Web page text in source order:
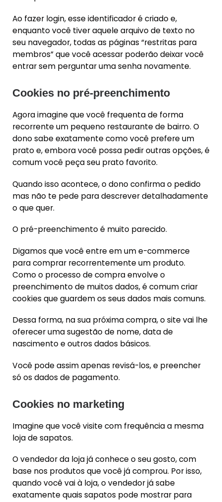
Ao fazer login, esse identificador é criado e,
enquanto você tiver aquele arquivo de texto no
seu navegador, todas as páginas “restritas para
membros” que você acessar poderão deixar você
entrar sem perguntar uma senha novamente.
Cookies no pré-preenchimento
Agora imagine que você frequenta de forma
recorrente um pequeno restaurante de bairro. O
dono sabe exatamente como você prefere um
prato e, embora você possa pedir outras opções, é
comum você peça seu prato favorito.
Quando isso acontece, o dono confirma o pedido
mas não te pede para descrever detalhadamente
o que quer.
O pré-preenchimento é muito parecido.
Digamos que você entre em um e-commerce
para comprar recorrentemente um produto.
Como o processo de compra envolve o
preenchimento de muitos dados, é comum criar
cookies que guardem os seus dados mais comuns.
Dessa forma, na sua próxima compra, o site vai lhe
oferecer uma sugestão de nome, data de
nascimento e outros dados básicos.
Você pode assim apenas revisá-los, e preencher
só os dados de pagamento.
Cookies no marketing
Imagine que você visite com frequência a mesma
loja de sapatos.
O vendedor da loja já conhece o seu gosto, com
base nos produtos que você já comprou. Por isso,
quando você vai à loja, o vendedor já sabe
exatamente quais sapatos pode mostrar para